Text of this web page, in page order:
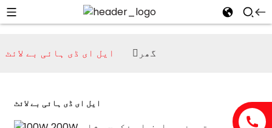
گھر ایل ای ڈی ہائی بے لائٹ
ایل ای ڈی ہائی بے لائٹ